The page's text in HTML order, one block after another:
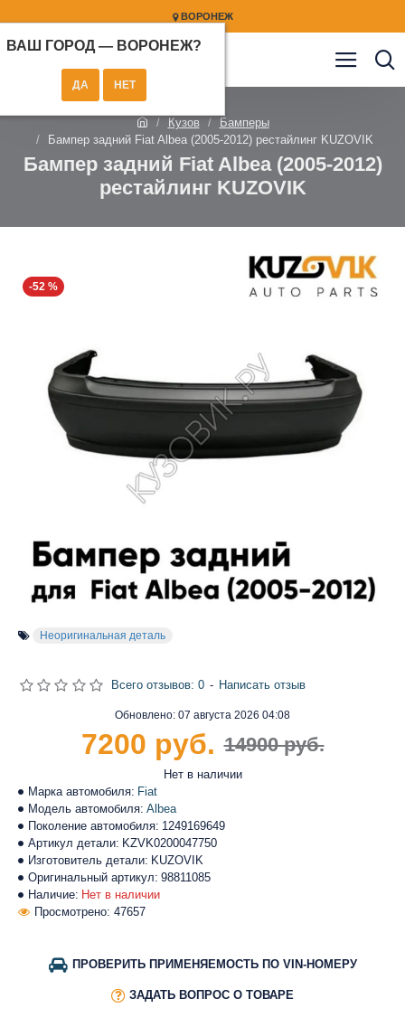
ВОРОНЕЖ
ВАШ ГОРОД — ВОРОНЕЖ?
Кузов
Бамперы
Бампер задний Fiat Albea (2005-2012) рестайлинг KUZOVIK
Бампер задний Fiat Albea (2005-2012)
рестайлинг KUZOVIK
-52 %
Неоригинальная деталь
Наличие: Нет в наличии
Марка автомобиля: Fiat
Модель автомобиля: Albea
Поколение автомобиля: 1249169649
Артикул детали: KZVK0200047750
Изготовитель детали: KUZOVIK
Оригинальный артикул: 98811085
Просмотрено: 47657
Обновлено: 07 августа 2026 04:08
Нет в наличии
Всего отзывов: 0 - Написать отзыв
14900 руб.
7200 руб.
ПРОВЕРИТЬ ПРИМЕНЯЕМОСТЬ ПО VIN-НОМЕРУ
ЗАДАТЬ ВОПРОС О ТОВАРЕ